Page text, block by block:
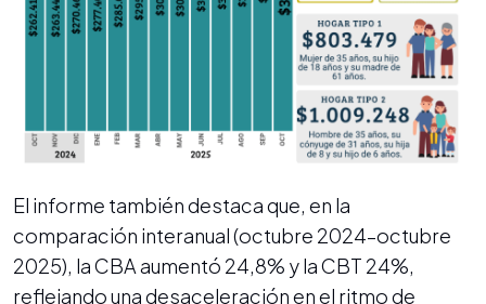
El informe también destaca que, en la
comparación interanual (octubre 2024–octubre
2025), la CBA aumentó 24,8% y la CBT 24%,
reflejando una desaceleración en el ritmo de